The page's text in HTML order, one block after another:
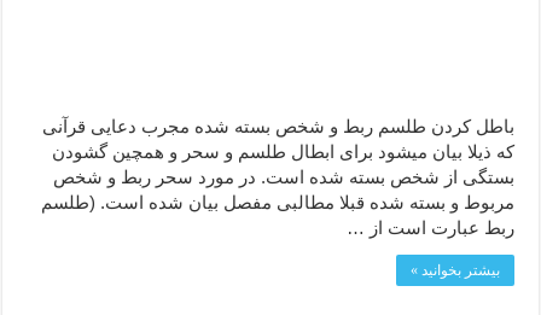
باطل کردن طلسم ربط و شخص بسته شده مجرب دعایی قرآنی
که ذیلا بیان میشود برای ابطال طلسم و سحر و همچین گشودن
بستگی از شخص بسته شده است. در مورد سحر ربط و شخص
مربوط و بسته شده قبلا مطالبی مفصل بیان شده است. (طلسم
ربط عبارت است از …
بیشتر بخوانید »